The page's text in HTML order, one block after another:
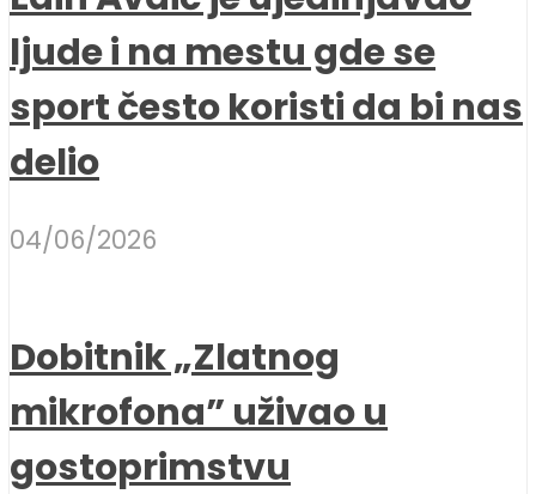
ljude i na mestu gde se
sport često koristi da bi nas
delio
04/06/2026
Dobitnik „Zlatnog
mikrofona” uživao u
gostoprimstvu